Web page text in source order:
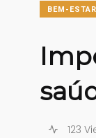
BEM-ESTAR
123